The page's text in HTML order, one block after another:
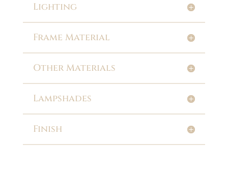
Lighting
Frame Material
Other Materials
Lampshades
Finish